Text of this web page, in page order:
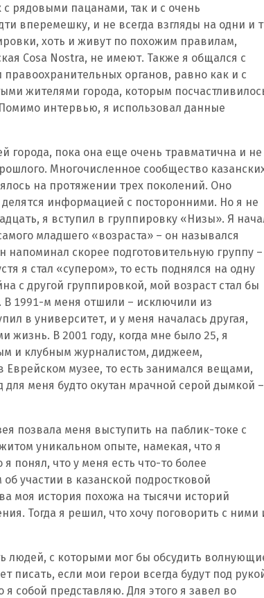
рядовыми пацанами, так и с очень
вперемешку, и не всегда взгляды на одни и
хоть и живут по похожим правилам,
Cosa Nostra, не имеют. Также я общался с
органов, равно как и с
жителями города, которым
интервью, я использовал данные
города, пока она еще очень травматична и не
Многочисленное сообщество
на протяжении трех поколений. Оно
делятся информацией с посторонними. Но я не
я вступил в группировку «Низы». Я
младшего «возраста» – он назывался
скорее подготовительную группу –
я стал «супером», то есть поднялся на одну
с другой группировкой, мой возраст стал бы
1991-м меня отшили – исключили из
в университет, и у меня началась другая,
В 2001 году, когда мне было 25, я
и клубным журналистом, диджеем,
Еврейском музее, то есть занимался вещами,
меня будто окутан мрачной серой дымкой –
позвала меня выступить на паблик-токе с
уникальном опыте, намекая, что я
понял, что у меня есть что-то более
участии в казанской подростковой
моя история похожа на тысячи историй
Тогда я решил, что хочу поговорить с ними
людей, с которыми мог бы обсудить
писать, если мои герои всегда будут под
собой представляю. Для этого я завел во